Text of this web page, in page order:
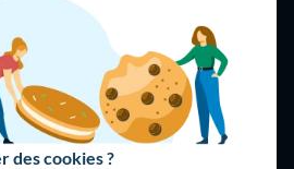
des cookies ?
18 60 60
(8h-21h)
75018 Paris